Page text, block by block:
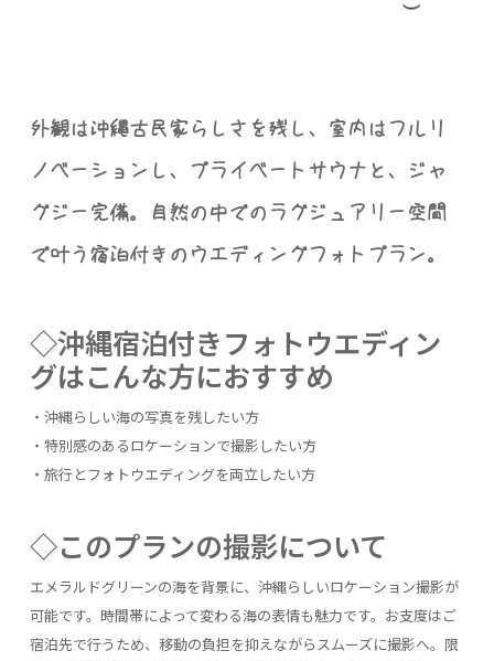
外観は沖縄古民家らしさを残し、室内はフルリ
ノベーションし、プライベートサウナと、ジャ
グジー完備。自然の中でのラグジュアリー空間
で叶う宿泊付きのウエディングフォトプラン。
◇沖縄宿泊付きフォトウエディン
グはこんな方におすすめ
・沖縄らしい海の写真を残したい方
・特別感のあるロケーションで撮影したい方
・旅行とフォトウエディングを両立したい方
◇このプランの撮影について
エメラルドグリーンの海を背景に、沖縄らしいロケーション撮影が
可能です。時間帯によって変わる海の表情も魅力です。お支度はご
宿泊先で行うため、移動の負担を抑えながらスムーズに撮影へ。限